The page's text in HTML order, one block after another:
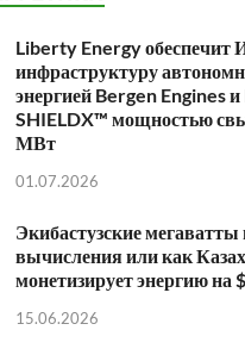
Liberty Energy обеспечит
инфраструктуру
энергией Bergen Engines
SHIELDX™ мощностью
МВт
01.07.2026
Экибастузские
вычисления или как
монетизирует энергию на
15.06.2026